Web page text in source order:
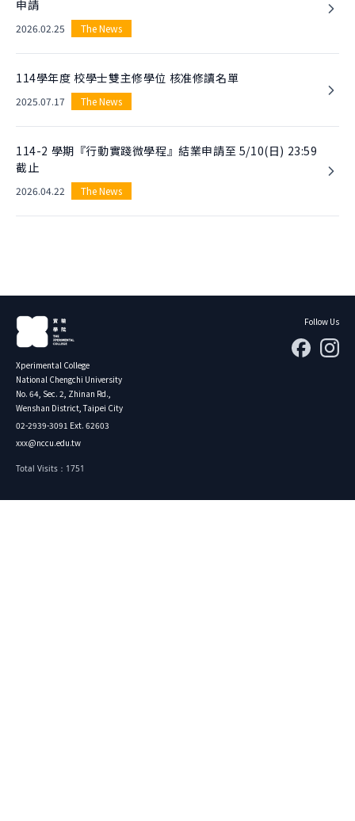
申請
2026.02.25 The News
114學年度 校學士雙主修學位 核准修讀名單
2025.07.17 The News
114-2 學期『行動實踐微學程』結業申請至 5/10(日) 23:59
截止
2026.04.22 The News
Xperimental College
National Chengchi University
No. 64, Sec. 2, Zhinan Rd.,
Wenshan District, Taipei City
02-2939-3091 Ext. 62603
xxx@nccu.edu.tw
Total Visits：1751
Follow Us